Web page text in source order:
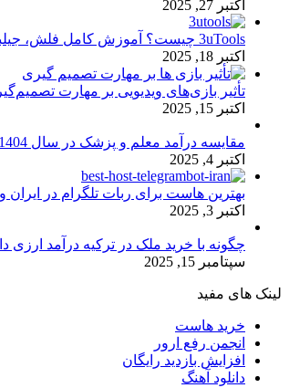
اکتبر 27, 2025
3uTools چیست؟ آموزش کامل فلش، جیلبریک و انتقال فایل در آیفون
اکتبر 18, 2025
تأثیر بازی‌های ویدیویی بر مهارت
اکتبر 15, 2025
مقایسه درآمد معلم و پزشک در سال 1404 – حکم حقوق رسمی
اکتبر 4, 2025
بهترین هاست برای ربات تلگرام در ایران و
اکتبر 3, 2025
چگونه با خرید ملک در ترکیه درآمد ارزی
سپتامبر 15, 2025
لینک های مفید
خرید هاست
انجمن رفع ارور
افزایش بازدید رایگان
دانلود آهنگ